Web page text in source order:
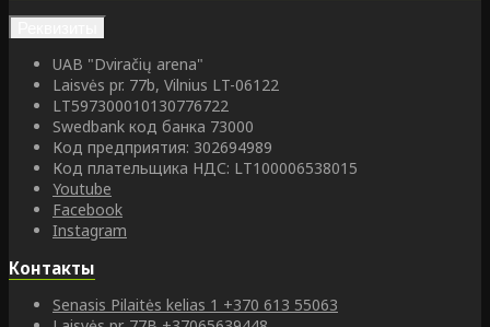
UAB "Dviračių arena"
Laisvės pr. 77b, Vilnius LT-06122
LT597300010130776722
Swedbank код банка 73000
Код предприятия: 302694989
Код плательщика НДС: LT100006538015
Youtube
Facebook
Instagram
Контакты
Senasis Pilaitės kelias 1 +370 613 55063